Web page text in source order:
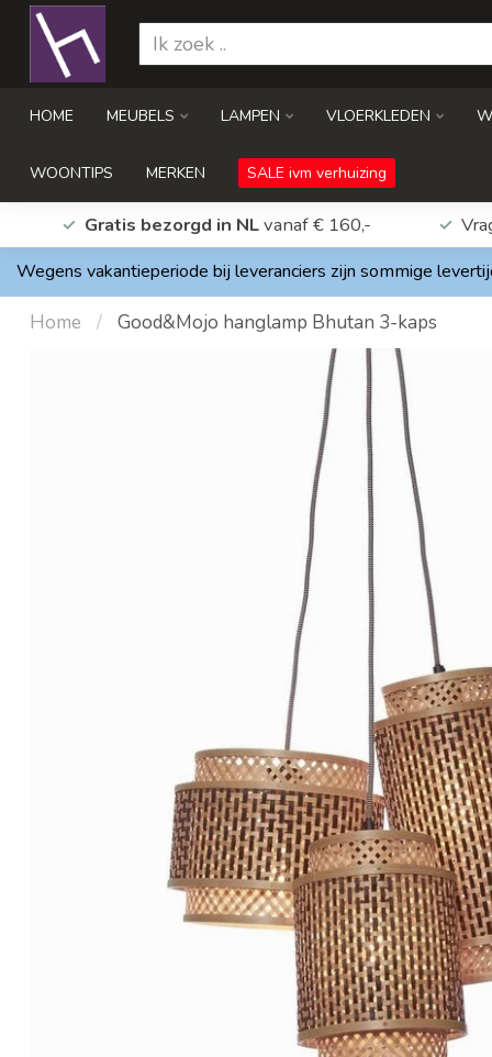
HOME MEUBELS LAMPEN VLOERKLEDEN
WOONTIPS MERKEN SALE ivm verhuizing
Gratis bezorgd in NLvanaf € 160,-
Wegens vakantieperiode bij leveranciers zijn sommige
Home / Good&Mojo hanglamp Bhutan 3-kaps